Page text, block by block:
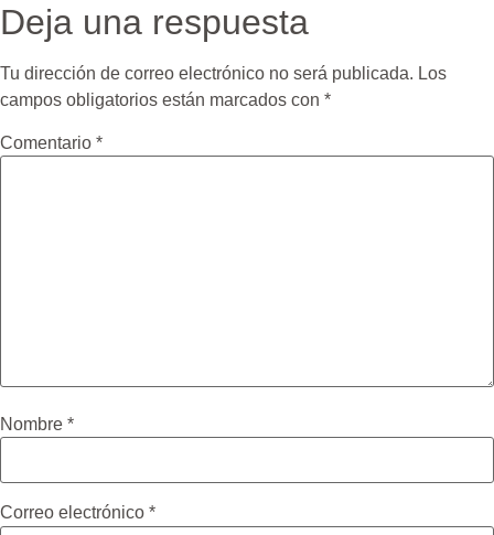
Deja una respuesta
Tu dirección de correo electrónico no será publicada. Los
campos obligatorios están marcados con *
Comentario *
Nombre *
Correo electrónico *